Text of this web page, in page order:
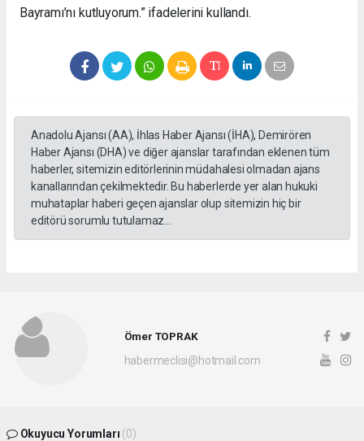
Bayramı’nı kutluyorum.” ifadelerini kullandı.
Anadolu Ajansı (AA), İhlas Haber Ajansı (İHA), Demirören
Haber Ajansı (DHA) ve diğer ajanslar tarafından eklenen tüm
haberler, sitemizin editörlerinin müdahalesi olmadan ajans
kanallarından çekilmektedir. Bu haberlerde yer alan hukuki
muhataplar haberi geçen ajanslar olup sitemizin hiç bir
editörü sorumlu tutulamaz...
Ömer TOPRAK
habermeclisi@hotmail.com
Okuyucu Yorumları (0)